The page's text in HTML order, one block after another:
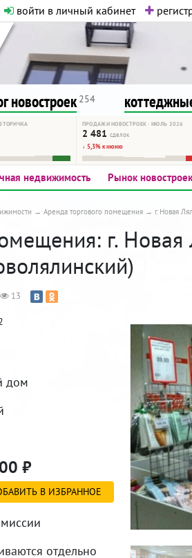
войти в личный кабинет
шок-
помогает вам.
новостроек 254
ПРОДАЖИ НОВОСТРОЕК · ИЮЛЬ 2026
2 481 сделок
↓ 5,3% к июню
недвижимость Рынок новостроек
Аренда торгового помещения г. Новая
г.
13
дом
₽
В ИЗБРАННОЕ
отдельно